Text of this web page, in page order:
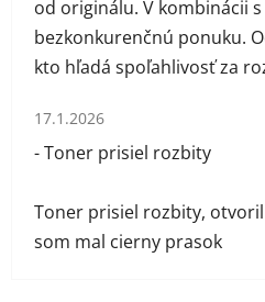
od originálu. V kombinácii
bezkonkurenčnú ponuku.
kto hľadá spoľahlivosť za
Hodnotenie obchodu je 1 z
17.1.2026
- Toner prisiel rozbity
Toner prisiel rozbity,
som mal cierny prasok